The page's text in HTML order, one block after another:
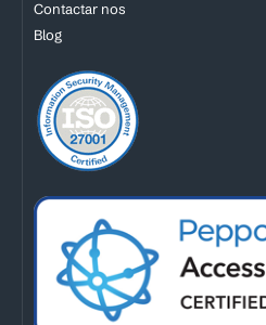
Contactar nos
Blog